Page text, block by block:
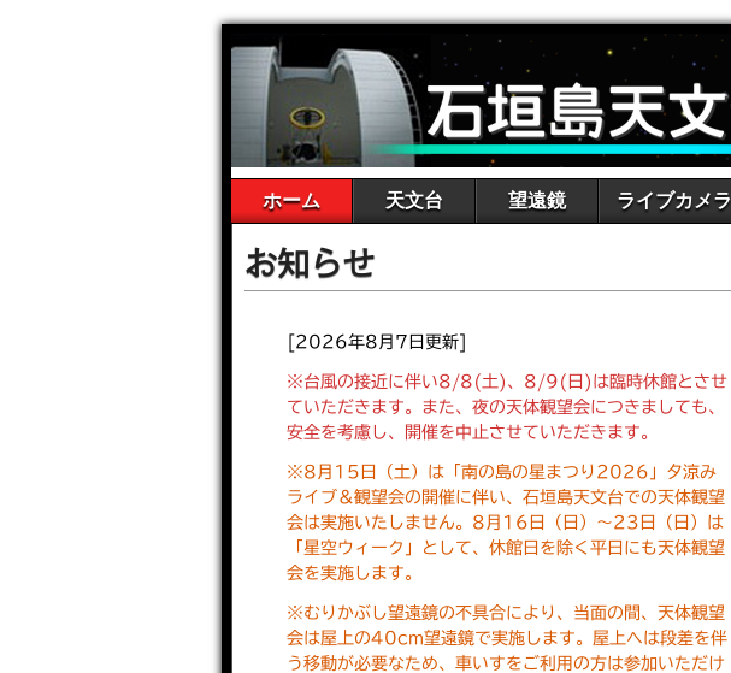
ホーム 天文台 望遠鏡 ライブカメラ
お知らせ
[2026年8月7日更新]
※台風の接近に伴い8/8(土)、8/9(日)は臨時休館とさせ
ていただきます。また、夜の天体観望会につきましても、
安全を考慮し、開催を中止させていただきます。
※8月15日（土）は「南の島の星まつり2026」夕涼み
ライブ＆観望会の開催に伴い、石垣島天文台での天体観望
会は実施いたしません。8月16日（日）～23日（日）は
「星空ウィーク」として、休館日を除く平日にも天体観望
会を実施します。
※むりかぶし望遠鏡の不具合により、当面の間、天体観望
会は屋上の40cm望遠鏡で実施します。屋上へは段差を伴
う移動が必要なため、車いすをご利用の方は参加いただけ